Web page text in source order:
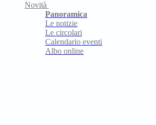
Novità
Panoramica
Le notizie
Le circolari
Calendario eventi
Albo online